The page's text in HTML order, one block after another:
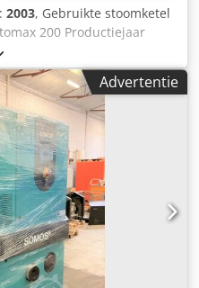
2003, Gebruikte stoomketel
200 Productiejaar
Capaciteit ketelwater:
Weishaupt G/1E
bouwjaar: 2003
bestaande armaturen
Csdpsfm E Ifjfx Am
telefonische afspraak!
of export. Alle
en voorafgaande
is niet aansprakelijk
Graag nemen
mee in de aankoop!
voor onze
Advertentie